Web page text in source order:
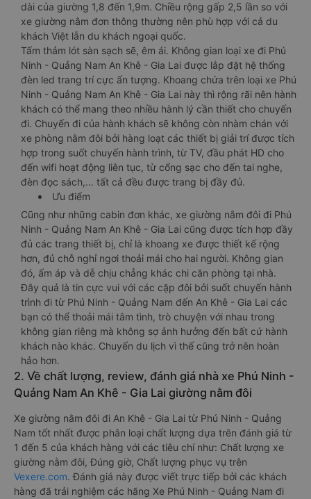
dài của giường 1,8 đến 1,9m. Chiều rộng gấp 2,5 lần so với
xe giường nằm đơn thông thường nên phù hợp với cả du
khách Việt lẫn du khách ngoại quốc.
Tấm thảm lót sàn sạch sẽ, êm ái. Không gian loại xe đi Phú
Ninh - Quảng Nam An Khê - Gia Lai được lắp đặt hệ thống
đèn led trang trí cực ấn tượng. Khoang chứa trên loại xe Phú
Ninh - Quảng Nam An Khê - Gia Lai này thì rộng rãi nên hành
khách có thể mang theo nhiều hành lý cần thiết cho chuyến
đi. Chuyến đi của hành khách sẽ không còn nhàm chán với
xe phòng nằm đôi bởi hàng loạt các thiết bị giải trí được tích
hợp trong suốt chuyến hành trình, từ TV, đầu phát HD cho
đến wifi hoạt động liên tục, từ cổng sạc cho đến tai nghe,
đèn đọc sách,… tất cả đều được trang bị đầy đủ.
Ưu điểm
Cũng như những cabin đơn khác, xe giường nằm đôi đi Phú
Ninh - Quảng Nam An Khê - Gia Lai cũng được tích hợp đầy
đủ các trang thiết bị, chỉ là khoang xe được thiết kế rộng
hơn, đủ chỗ nghỉ ngơi thoải mái cho hai người. Không gian
đó, ấm áp và dễ chịu chẳng khác chi căn phòng tại nhà.
Đây quả là tin cực vui với các cặp đôi bởi suốt chuyến hành
trình đi từ Phú Ninh - Quảng Nam đến An Khê - Gia Lai các
bạn có thể thoải mái tâm tình, trò chuyện với nhau trong
không gian riêng mà không sợ ảnh hưởng đến bất cứ hành
khách nào khác. Chuyến du lịch vì thế cũng trở nên hoàn
hảo hơn.
2. Về chất lượng, review, đánh giá nhà xe Phú Ninh -
Quảng Nam An Khê - Gia Lai giường nằm đôi
Xe giường nằm đôi đi An Khê - Gia Lai từ Phú Ninh - Quảng
Nam tốt nhất được phân loại chất lượng dựa trên đánh giá từ
1 đến 5 của khách hàng với các tiêu chí như: Chất lượng xe
giường nằm đôi, Đúng giờ, Chất lượng phục vụ trên
Vexere.com. Đánh giá này được viết trực tiếp bởi các khách
hàng đã trải nghiệm các hãng Xe Phú Ninh - Quảng Nam đi